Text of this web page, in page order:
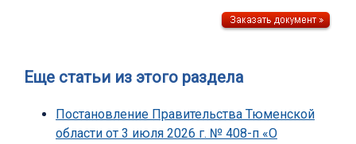
Еще статьи из этого раздела
Постановление Правительства Тюменской
области от 3 июля 2026 г. № 408-п «О